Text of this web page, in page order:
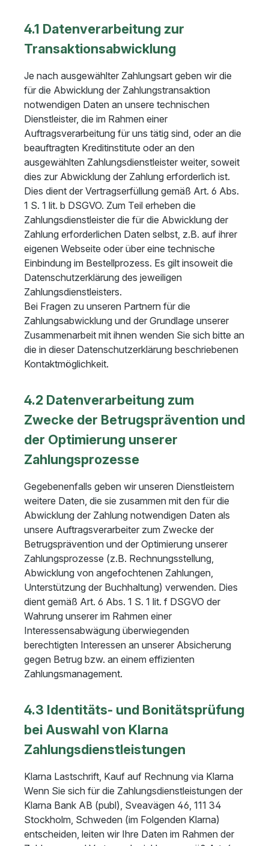
4.1 Datenverarbeitung zur
Transaktionsabwicklung
Je nach ausgewählter Zahlungsart geben wir die
für die Abwicklung der Zahlungstransaktion
notwendigen Daten an unsere technischen
Dienstleister, die im Rahmen einer
Auftragsverarbeitung für uns tätig sind, oder an die
beauftragten Kreditinstitute oder an den
ausgewählten Zahlungsdienstleister weiter, soweit
dies zur Abwicklung der Zahlung erforderlich ist.
Dies dient der Vertragserfüllung gemäß Art. 6 Abs.
1 S. 1 lit. b DSGVO. Zum Teil erheben die
Zahlungsdienstleister die für die Abwicklung der
Zahlung erforderlichen Daten selbst, z.B. auf ihrer
eigenen Webseite oder über eine technische
Einbindung im Bestellprozess. Es gilt insoweit die
Datenschutzerklärung des jeweiligen
Zahlungsdienstleisters.
Bei Fragen zu unseren Partnern für die
Zahlungsabwicklung und der Grundlage unserer
Zusammenarbeit mit ihnen wenden Sie sich bitte an
die in dieser Datenschutzerklärung beschriebenen
Kontaktmöglichkeit.
4.2 Datenverarbeitung zum
Zwecke der Betrugsprävention und
der Optimierung unserer
Zahlungsprozesse
Gegebenenfalls geben wir unseren Dienstleistern
weitere Daten, die sie zusammen mit den für die
Abwicklung der Zahlung notwendigen Daten als
unsere Auftragsverarbeiter zum Zwecke der
Betrugsprävention und der Optimierung unserer
Zahlungsprozesse (z.B. Rechnungsstellung,
Abwicklung von angefochtenen Zahlungen,
Unterstützung der Buchhaltung) verwenden. Dies
dient gemäß Art. 6 Abs. 1 S. 1 lit. f DSGVO der
Wahrung unserer im Rahmen einer
Interessensabwägung überwiegenden
berechtigten Interessen an unserer Absicherung
gegen Betrug bzw. an einem effizienten
Zahlungsmanagement.
4.3 Identitäts- und Bonitätsprüfung
bei Auswahl von Klarna
Zahlungsdienstleistungen
Klarna Lastschrift, Kauf auf Rechnung via Klarna
Wenn Sie sich für die Zahlungsdienstleistungen der
Klarna Bank AB (publ), Sveavägen 46, 111 34
Stockholm, Schweden (im Folgenden Klarna)
entscheiden, leiten wir Ihre Daten im Rahmen der